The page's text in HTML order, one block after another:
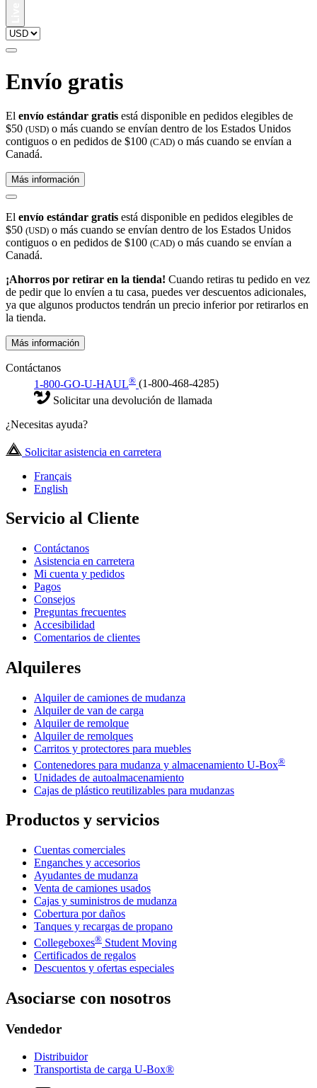
Envío gratis
El envío estándar gratis está disponible en pedidos elegibles de
$50 (USD) o más cuando se envían dentro de los Estados Unidos
contiguos o en pedidos de $100 (CAD) o más cuando se envían a
Canadá.
Más información
El envío estándar gratis está disponible en pedidos elegibles de
$50 (USD) o más cuando se envían dentro de los Estados Unidos
contiguos o en pedidos de $100 (CAD) o más cuando se envían a
Canadá.
¡Ahorros por retirar en la tienda! Cuando retiras tu pedido en vez
de pedir que lo envíen a tu casa, puedes ver descuentos adicionales,
ya que algunos productos tendrán un precio inferior por retirarlos en
la tienda.
Más información
Contáctanos
1-800-GO-U-HAUL® (1-800-468-4285)
Solicitar una devolución de llamada
¿Necesitas ayuda?
Solicitar asistencia en carretera
Français
English
Servicio al Cliente
Contáctanos
Asistencia en carretera
Mi cuenta y pedidos
Pagos
Consejos
Preguntas frecuentes
Accesibilidad
Comentarios de clientes
Alquileres
Alquiler de camiones de mudanza
Alquiler de van de carga
Alquiler de remolque
Alquiler de remolques
Carritos y protectores para muebles
Contenedores para mudanza y almacenamiento U-Box®
Unidades de autoalmacenamiento
Cajas de plástico reutilizables para mudanzas
Productos y servicios
Cuentas comerciales
Enganches y accesorios
Ayudantes de mudanza
Venta de camiones usados
Cajas y suministros de mudanza
Cobertura por daños
Tanques y recargas de propano
Collegeboxes® Student Moving
Certificados de regalos
Descuentos y ofertas especiales
Asociarse con nosotros
Vendedor
Distribuidor
Transportista de carga U-Box®